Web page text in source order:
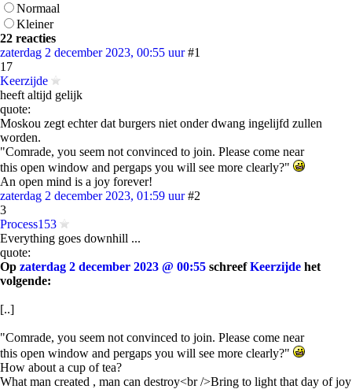
Normaal
Kleiner
22 reacties
zaterdag 2 december 2023, 00:55 uur #1
17
Keerzijde
heeft altijd gelijk
quote:
Moskou zegt echter dat burgers niet onder dwang ingelijfd zullen
worden.
"Comrade, you seem not convinced to join. Please come near
this open window and pergaps you will see more clearly?"
An open mind is a joy forever!
zaterdag 2 december 2023, 01:59 uur #2
3
Process153
Everything goes downhill ...
quote:
Op zaterdag 2 december 2023 @ 00:55 schreefKeerzijde het
volgende:
[..]
"Comrade, you seem not convinced to join. Please come near
this open window and pergaps you will see more clearly?"
How about a cup of tea?
What man created , man can destroy<br />Bring to light that day of joy